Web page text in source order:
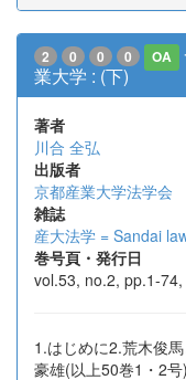
2 0 0 0 OA
業大学 : (下)
著者
川合 全弘
出版者
京都産業大学法学会
雑誌
産大法学 = Sandai
巻号頁・発行日
vol.53, no.2, pp.1-
1.はじめに2.荒木俊
豪雄(以上50巻1・2